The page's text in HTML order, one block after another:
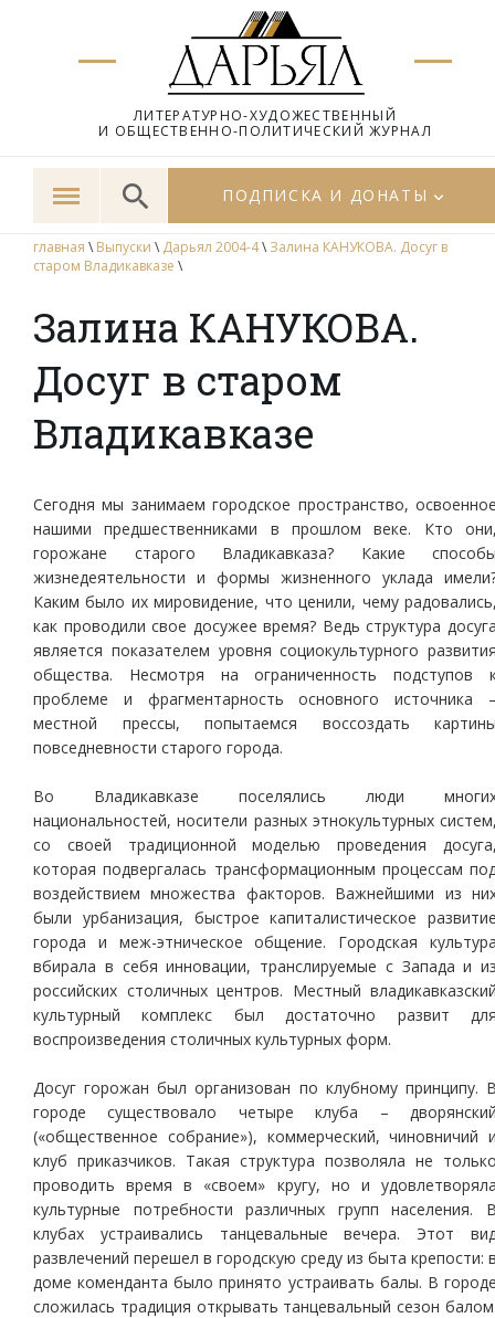
ЛИТЕРАТУРНО-ХУДОЖЕСТВЕННЫЙ
И ОБЩЕСТВЕННО-ПОЛИТИЧЕСКИЙ ЖУРНАЛ
ПОДПИСКА И ДОНАТЫ
главная \ Выпуски \ Дарьял 2004-4\ Залина КАНУКОВА. Досуг в
старом Владикавказе \
Залина КАНУКОВА.
Досуг в старом
Владикавказе
Сегодня мы занимаем городское пространство,
нашими предшественниками в прошлом веке. Кто
горожане старого Владикавказа? Какие
жизнедеятельности и формы жизненного уклада
Каким было их мировидение, что ценили, чему
как проводили свое досужее время? Ведь структура
является показателем уровня социокультурного
общества. Несмотря на ограниченность подступов
проблеме и фрагментарность основного источника
местной прессы, попытаемся воссоздать
повседневности старого города.
Во Владикавказе поселялись люди
национальностей, носители разных этнокультурных
со своей традиционной моделью проведения
которая подвергалась трансформационным процессам
воздействием множества факторов. Важнейшими из
были урбанизация, быстрое капиталистическое
города и меж-этническое общение. Городская
вбирала в себя инновации, транслируемые с Запада и
российских столичных центров. Местный
культурный комплекс был достаточно развит
воспроизведения столичных культурных форм.
Досуг горожан был организован по клубному принципу.
городе существовало четыре клуба –
(«общественное собрание»), коммерческий, чиновничий
клуб приказчиков. Такая структура позволяла не
проводить время в «своем» кругу, но и
культурные потребности различных групп населения.
клубах устраивались танцевальные вечера. Этот
развлечений перешел в городскую среду из быта крепости:
доме коменданта было принято устраивать балы. В
сложилась традиция открывать танцевальный сезон